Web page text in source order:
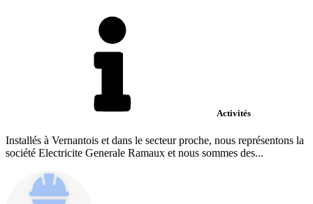
Activités
Installés à Vernantois et dans le secteur proche, nous représentons la
société Electricite Generale Ramaux et nous sommes des...